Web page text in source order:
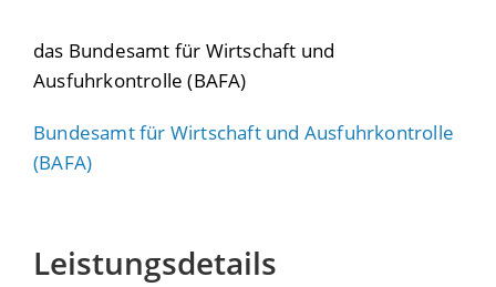
das Bundesamt für Wirtschaft und
Ausfuhrkontrolle (BAFA)
Bundesamt für Wirtschaft und Ausfuhrkontrolle
(BAFA)
Leistungsdetails